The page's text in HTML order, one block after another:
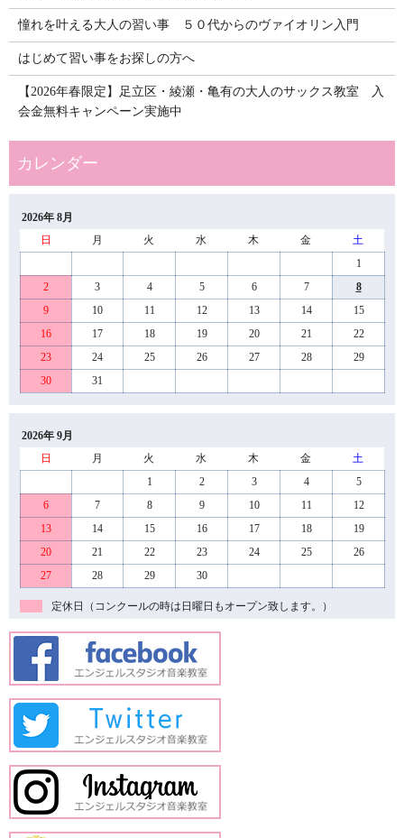
憧れを叶える大人の習い事 ５０代からのヴァイオリン入門
はじめて習い事をお探しの方へ
【2026年春限定】足立区・綾瀬・亀有の大人のサックス教室 入
会金無料キャンペーン実施中
2026年 8月
日
月 火 水 木 金
土
1
2
3 4 5 6 7
8
9
10 11 12 13 14
15
16
17 18 19 20 21
22
23
24 25 26 27 28
29
30
31
2026年 9月
日
月 火 水 木 金
土
1
2 3 4
5
6
7 8 9 10 11
12
13
14 15 16 17 18
19
20
21 22 23 24 25
26
27
28 29 30
定休日（コンクールの時は日曜日もオープン致します。）